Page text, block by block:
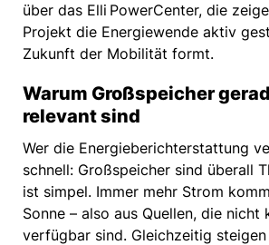
über das Elli PowerCenter, die
Projekt die Energiewende aktiv
Zukunft der Mobilität formt.
Warum Großspeicher
relevant sind
Wer die Energieberichterstattung
schnell: Großspeicher sind überall
ist simpel. Immer mehr Strom
Sonne – also aus Quellen, die nicht
verfügbar sind. Gleichzeitig